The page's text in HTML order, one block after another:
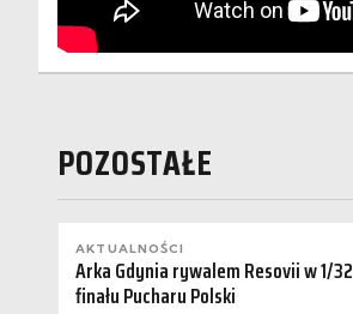
POZOSTAŁE
AKTUALNOŚCI
Arka Gdynia rywalem Resovii w 1/32
finału Pucharu Polski